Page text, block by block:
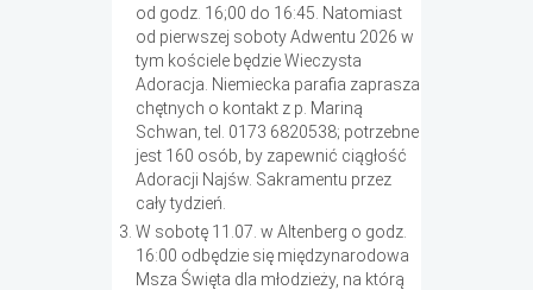
od godz. 16;00 do 16:45. Natomiast
od pierwszej soboty Adwentu 2026 w
tym kościele będzie Wieczysta
Adoracja. Niemiecka parafia zaprasza
chętnych o kontakt z p. Mariną
Schwan, tel. 0173 6820538; potrzebne
jest 160 osób, by zapewnić ciągłość
Adoracji Najśw. Sakramentu przez
cały tydzień.
W sobotę 11.07. w Altenberg o godz.
16:00 odbędzie się międzynarodowa
Msza Święta dla młodzieży, na którą